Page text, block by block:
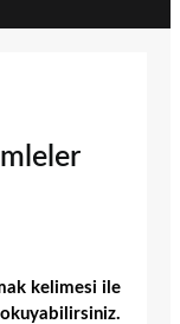
kelimesi ile
okuyabilirsiniz.